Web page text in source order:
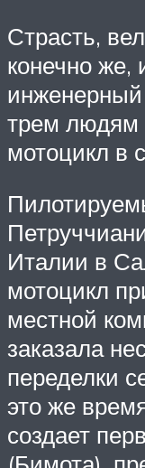
Страсть,
конечно же,
инженерный
трем людям
мотоцикл в
Италии в
мотоцикл
местной
заказала
переделки
это же
создает